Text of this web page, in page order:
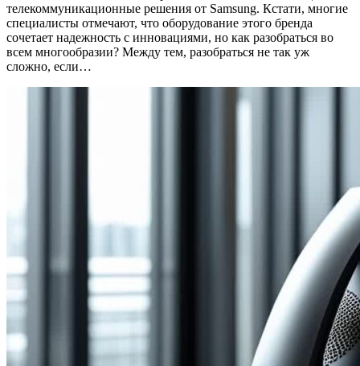
телекоммуникационные решения от Samsung. Кстати, многие
специалисты отмечают, что оборудование этого бренда
сочетает надежность с инновациями, но как разобраться во
всем многообразии? Между тем, разобраться не так уж
сложно, если…